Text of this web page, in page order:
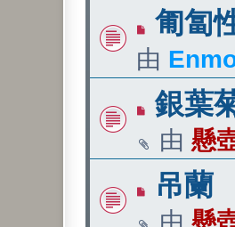
匍匐
由
銀葉
由 懸
吊蘭
由 懸